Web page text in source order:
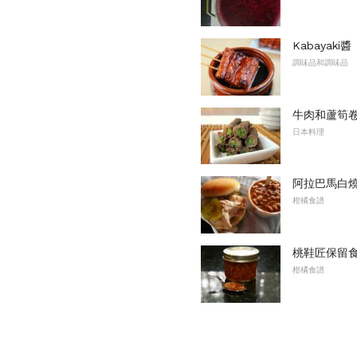
Kabayaki醬
調味品和調味品
牛肉和蘆筍
日本料理
阿拉巴馬白
柑橘食譜
桃鞋匠保留
柑橘食譜